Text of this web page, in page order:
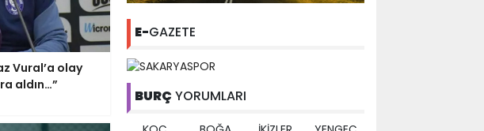
Vural’a olay
aldın…”
E-GAZETE
BURÇ YORUMLARI